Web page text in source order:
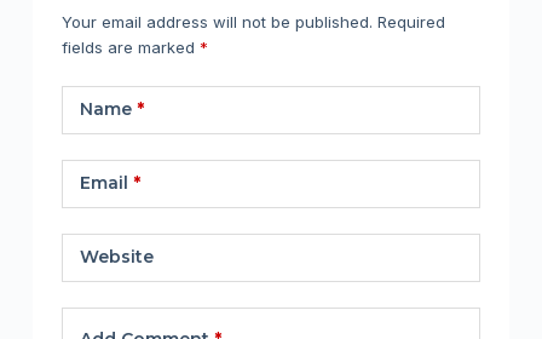
Your email address will not be published. Required
fields are marked *
Name*
Email *
Website